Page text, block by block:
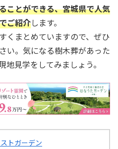
ことができる、宮城県で人気
ご紹介します。
くまとめていますので、ぜひ
い。気になる樹木葬があった
見学をしてみましょう。
トガーデン